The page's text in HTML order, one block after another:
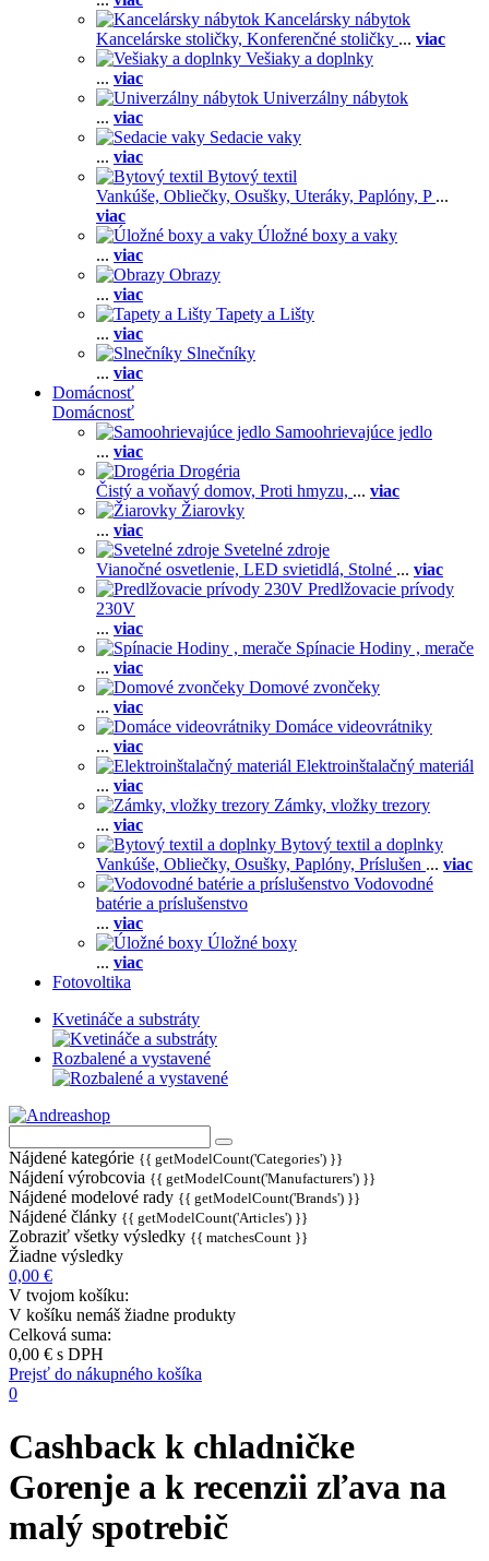
Kancelársky nábytok
Kancelárske stoličky, Konferenčné stoličky ... viac
Vešiaky a doplnky
... viac
Univerzálny nábytok
... viac
Sedacie vaky
... viac
Bytový textil
Vankúše, Obliečky, Osušky, Uteráky, Paplóny, P ...
viac
Úložné boxy a vaky
... viac
Obrazy
... viac
Tapety a Lišty
... viac
Slnečníky
... viac
Domácnosť
Domácnosť
Samoohrievajúce jedlo
... viac
Drogéria
Čistý a voňavý domov, Proti hmyzu, ... viac
Žiarovky
... viac
Svetelné zdroje
Vianočné osvetlenie, LED svietidlá, Stolné ... viac
Predlžovacie prívody
230V
... viac
Spínacie Hodiny , merače
... viac
Domové zvončeky
... viac
Domáce videovrátniky
... viac
Elektroinštalačný materiál
... viac
Zámky, vložky trezory
... viac
Bytový textil a doplnky
Vankúše, Obliečky, Osušky, Paplóny, Príslušen ... viac
Vodovodné
batérie a príslušenstvo
... viac
Úložné boxy
... viac
Fotovoltika
Kvetináče a substráty
Rozbalené a vystavené
Nájdené kategórie {{ getModelCount('Categories') }}
Nájdení výrobcovia {{ getModelCount('Manufacturers') }}
Nájdené modelové rady {{ getModelCount('Brands') }}
Nájdené články {{ getModelCount('Articles') }}
Zobraziť všetky výsledky {{ matchesCount }}
Žiadne výsledky
0,00 €
V tvojom košíku:
V košíku nemáš žiadne produkty
Celková suma:
0,00 € s DPH
Prejsť do nákupného košíka
0
Cashback k chladničke
Gorenje a k recenzii zľava na
malý spotrebič